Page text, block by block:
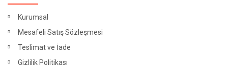
Kurumsal
Mesafeli Satış Sözleşmesi
Teslimat ve İade
Gizlilik Politikası